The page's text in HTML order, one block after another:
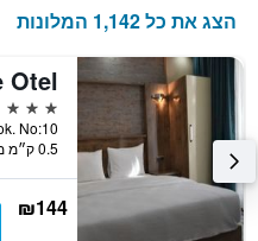
הצג את כל 1,142 המלונות
3 כוכבים
0.5 ק״מ ממרכז העיר
₪144